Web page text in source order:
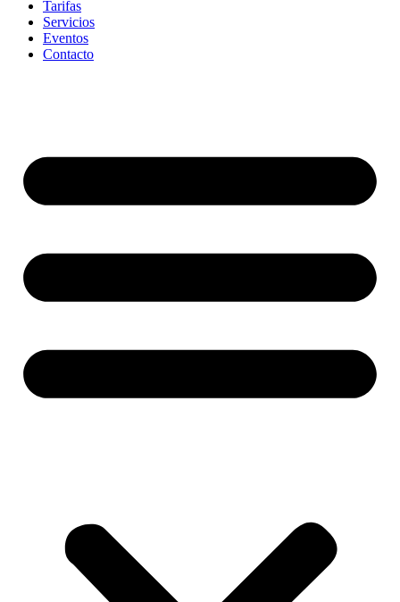
Tarifas
Servicios
Eventos
Contacto